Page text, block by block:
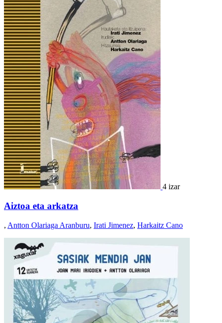
4 izar
Aiztoa eta arkatza
, Antton Olariaga Aranburu, Irati Jimenez, Harkaitz Cano